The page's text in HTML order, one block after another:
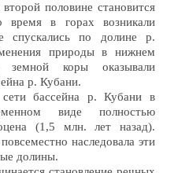
половине становится
в горах возникали
спускались по долине р.
природы в нижнем
земной коры оказывали
р. Кубани.
бассейна р. Кубани в
виде полностью
(1,5 млн. лет назад).
наследовала эти
долины.